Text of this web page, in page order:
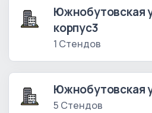
Южнобутовская
корпус3
1 Стендов
Южнобутовская
5 Стендов